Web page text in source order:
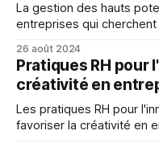
La gestion des hauts
entreprises qui
26 août 2024
Pratiques RH pour
créativité en
Les pratiques RH pour
favoriser la créativité en